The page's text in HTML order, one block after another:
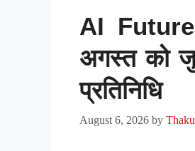
AI
अगस्त को
प्रतिनिधि
August 6, 2026 by